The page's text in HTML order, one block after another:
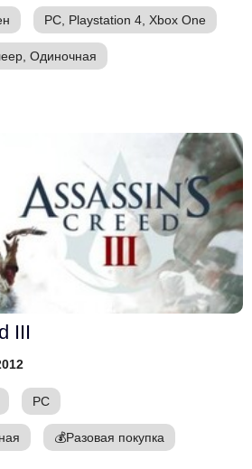
PC, Playstation 4, Xbox One
Одиночная
III
PC
💰Разовая покупка